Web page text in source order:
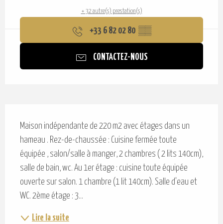
+ 32 autre(s) prestation(s)
+33 6 82 02 80 ▒▒
CONTACTEZ-NOUS
Maison indépendante de 220 m2 avec étages dans un
hameau . Rez-de-chaussée : Cuisine fermée toute
équipée , salon/salle à manger, 2 chambres ( 2 lits 140cm),
salle de bain, wc. Au 1er étage : cuisine toute équipée
ouverte sur salon. 1 chambre (1 lit 140cm). Salle d'eau et
WC. 2ème étage : 3...
Lire la suite